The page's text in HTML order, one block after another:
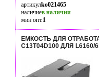
артикулko021465
наличиев наличии
мин опт.1
ЕМКОСТЬ ДЛЯ
C13T04D100 ДЛЯ L6160/